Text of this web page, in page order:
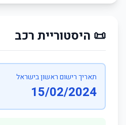
📜 היסטוריית רכב
תאריך רישום ראשון בישראל
15/02/2024